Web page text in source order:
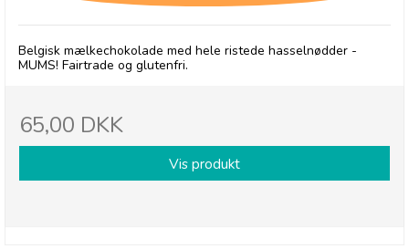
Belgisk mælkechokolade med hele ristede hasselnødder -
MUMS! Fairtrade og glutenfri.
65,00 DKK
Vis produkt